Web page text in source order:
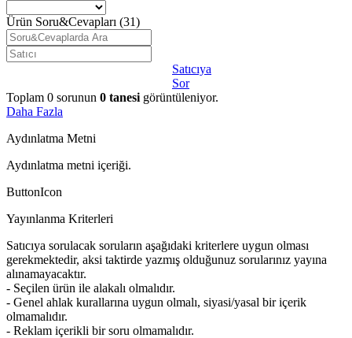
Ürün Soru&Cevapları (31)
Satıcıya
Sor
Toplam 0 sorunun 0 tanesi görüntüleniyor.
Daha Fazla
Aydınlatma Metni
Aydınlatma metni içeriği.
ButtonIcon
Yayınlanma Kriterleri
Satıcıya sorulacak soruların aşağıdaki kriterlere uygun olması
gerekmektedir, aksi taktirde yazmış olduğunuz sorularınız yayına
alınamayacaktır.
- Seçilen ürün ile alakalı olmalıdır.
- Genel ahlak kurallarına uygun olmalı, siyasi/yasal bir içerik
olmamalıdır.
- Reklam içerikli bir soru olmamalıdır.